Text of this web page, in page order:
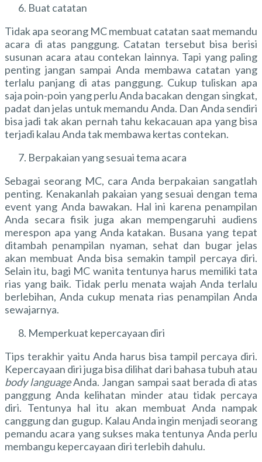
Buat catatan
Tidak apa seorang MC membuat catatan saat memandu
acara di atas panggung. Catatan tersebut bisa berisi
susunan acara atau contekan lainnya. Tapi yang paling
penting jangan sampai Anda membawa catatan yang
terlalu panjang di atas panggung. Cukup tuliskan apa
saja poin-poin yang perlu Anda bacakan dengan singkat,
padat dan jelas untuk memandu Anda. Dan Anda sendiri
bisa jadi tak akan pernah tahu kekacauan apa yang bisa
terjadi kalau Anda tak membawa kertas contekan.
Berpakaian yang sesuai tema acara
Sebagai seorang MC, cara Anda berpakaian sangatlah
penting. Kenakanlah pakaian yang sesuai dengan tema
event yang Anda bawakan. Hal ini karena penampilan
Anda secara fisik juga akan mempengaruhi audiens
merespon apa yang Anda katakan. Busana yang tepat
ditambah penampilan nyaman, sehat dan bugar jelas
akan membuat Anda bisa semakin tampil percaya diri.
Selain itu, bagi MC wanita tentunya harus memiliki tata
rias yang baik. Tidak perlu menata wajah Anda terlalu
berlebihan, Anda cukup menata rias penampilan Anda
sewajarnya.
Memperkuat kepercayaan diri
Tips terakhir yaitu Anda harus bisa tampil percaya diri.
Kepercayaan diri juga bisa dilihat dari bahasa tubuh atau
body languageAnda. Jangan sampai saat berada di atas
panggung Anda kelihatan minder atau tidak percaya
diri. Tentunya hal itu akan membuat Anda nampak
canggung dan gugup. Kalau Anda ingin menjadi seorang
pemandu acara yang sukses maka tentunya Anda perlu
membangu kepercayaan diri terlebih dahulu.